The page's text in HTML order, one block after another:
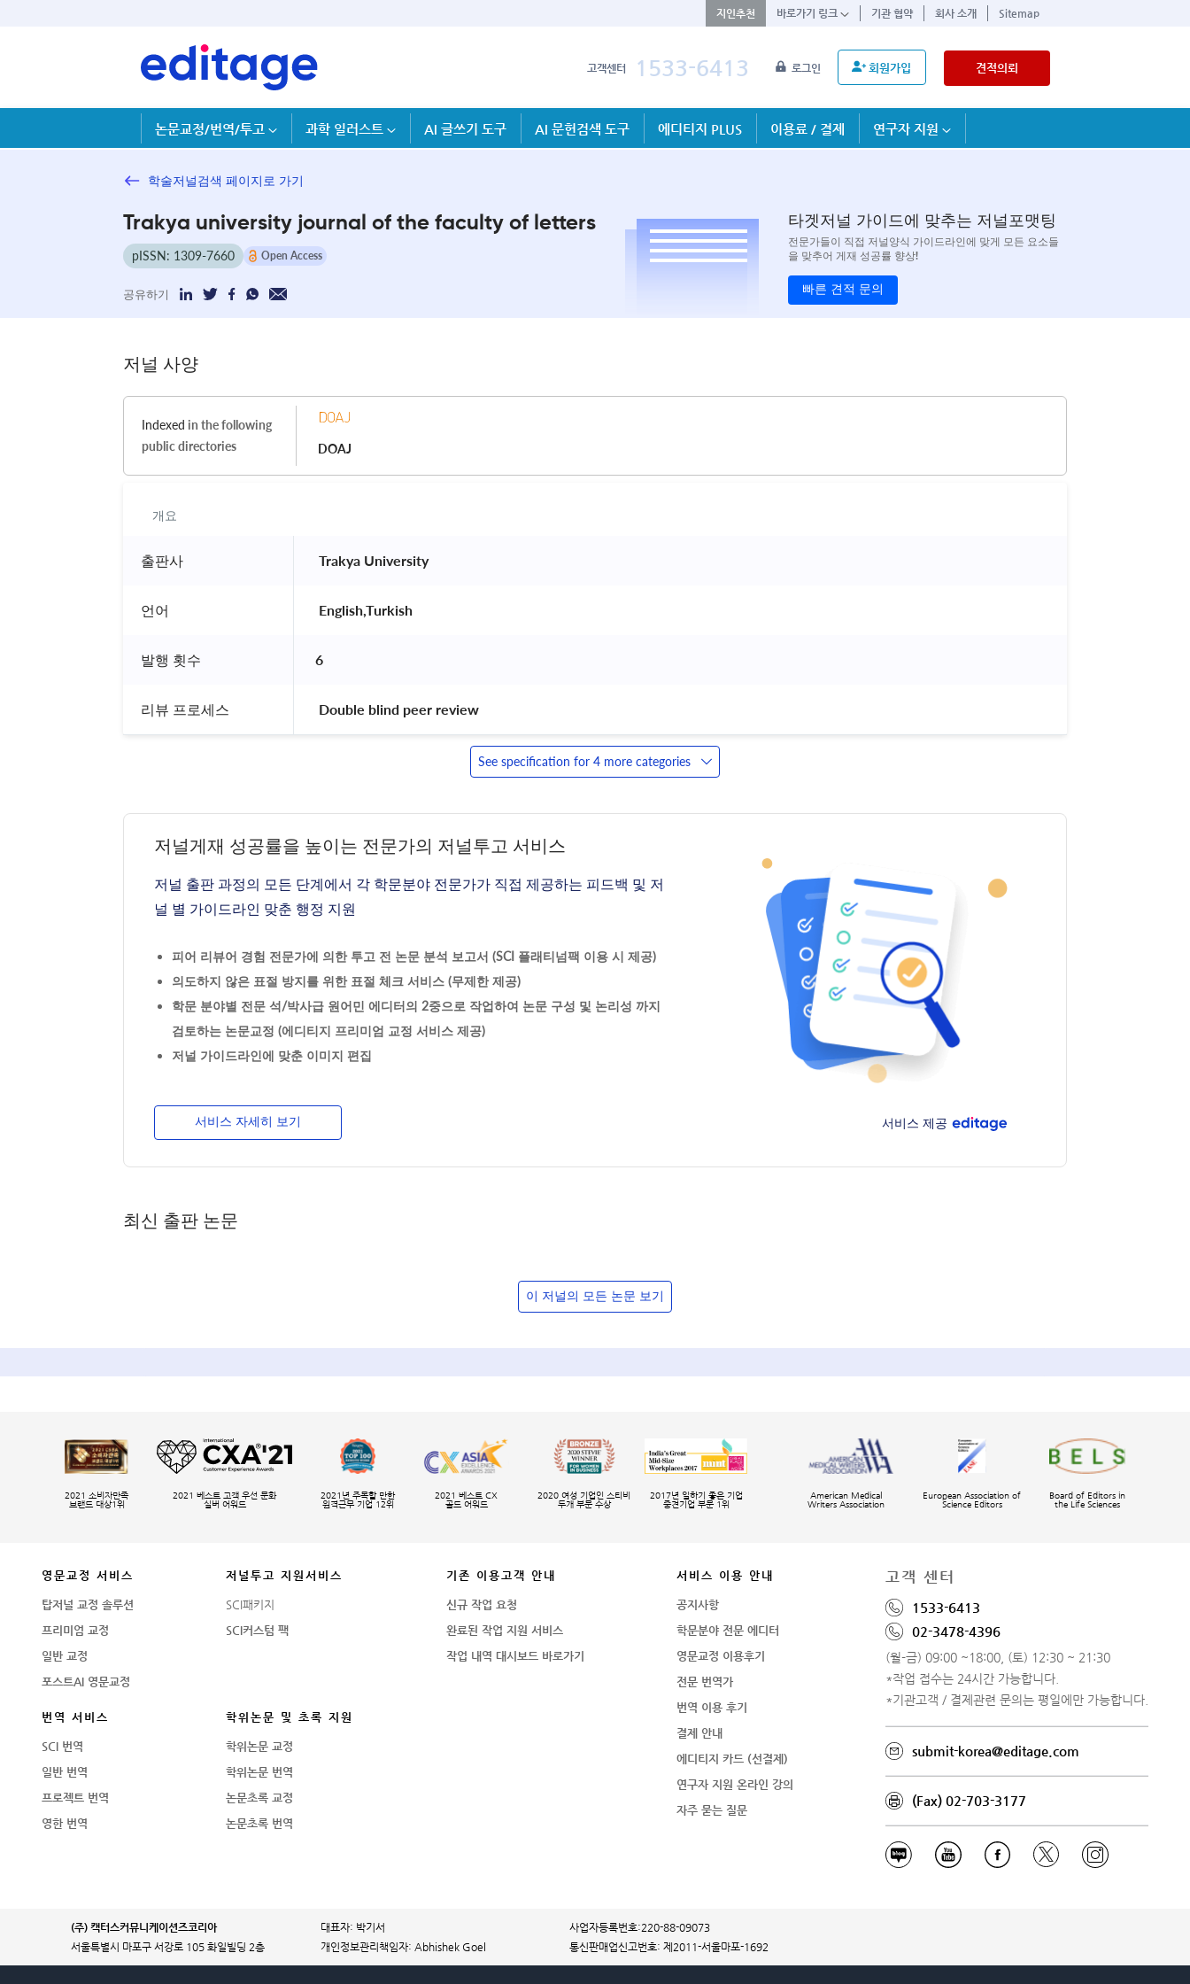
지인추천 바로가기 링크 기관 협약 회사 소개 Sitemap
고객센터 1533-6413 로그인 회원가입 견적의뢰
논문교정/번역/투고 과학 일러스트 AI 글쓰기 도구 AI 문헌검색 도구 에디티지 PLUS 이용료 / 결제 연구자 지원
학술저널검색 페이지로 가기
Trakya university journal of the faculty of letters
pISSN: 1309-7660 Open Access
공유하기
타겟저널 가이드에 맞추는 저널포맷팅
전문가들이 직접 저널양식 가이드라인에 맞게 모든 요소들
을 맞추어 게재 성공률 향상!
빠른 견적 문의
저널 사양
Indexed in the following
public directories
DOAJ
개요
출판사 Trakya University
언어 English,Turkish
발행 횟수 6
리뷰 프로세스 Double blind peer review
See specification for 4 more categories
저널게재 성공률을 높이는 전문가의 저널투고 서비스
저널 출판 과정의 모든 단계에서 각 학문분야 전문가가 직접 제공하는 피드백 및 저
널 별 가이드라인 맞춘 행정 지원
피어 리뷰어 경험 전문가에 의한 투고 전 논문 분석 보고서 (SCI 플래티넘팩 이용 시 제공)
의도하지 않은 표절 방지를 위한 표절 체크 서비스 (무제한 제공)
학문 분야별 전문 석/박사급 원어민 에디터의 2중으로 작업하여 논문 구성 및 논리성 까지
검토하는 논문교정 (에디티지 프리미엄 교정 서비스 제공)
저널 가이드라인에 맞춘 이미지 편집
서비스 자세히 보기 서비스 제공
최신 출판 논문
이 저널의 모든 논문 보기